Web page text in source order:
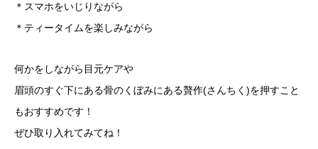
＊スマホをいじりながら
＊ティータイムを楽しみながら
何かをしながら目元ケアや
眉頭のすぐ下にある骨のくぼみにある贅作(さんちく)を押すこと
もおすすめです！
ぜひ取り入れてみてね！